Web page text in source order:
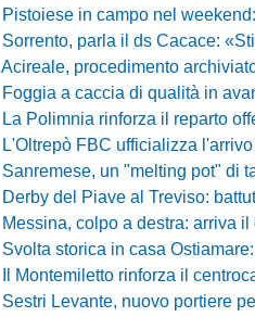
Pistoiese in campo nel weekend: amichevole
Sorrento, parla il ds Cacace: «Stiamo
Acireale, procedimento
Foggia a caccia di qualità in avanti:
La Polimnia rinforza il reparto
L'Oltrepò FBC ufficializza
Sanremese, un "melting pot" di
Derby del Piave al Treviso: battuto il
Messina, colpo a destra: arriva il
Svolta storica in casa Ostiamare: Alberto
Il Montemiletto rinforza il
Sestri Levante, nuovo portiere per i